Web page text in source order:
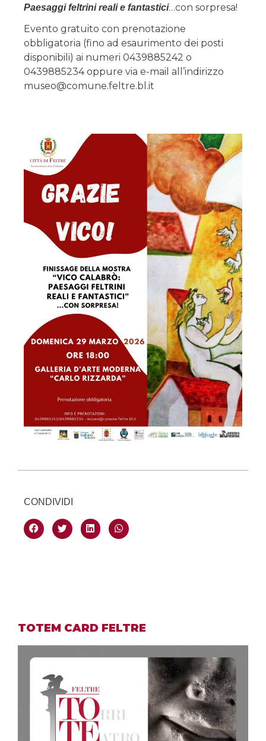
Paesaggi feltrini reali e fantastici…con sorpresa!
Evento gratuito con prenotazione
obbligatoria (fino ad esaurimento dei posti
disponibili) ai numeri 0439885242 o
0439885234 oppure via e-mail all’indirizzo
museo@comune.feltre.bl.it
CONDIVIDI
TOTEM CARD FELTRE